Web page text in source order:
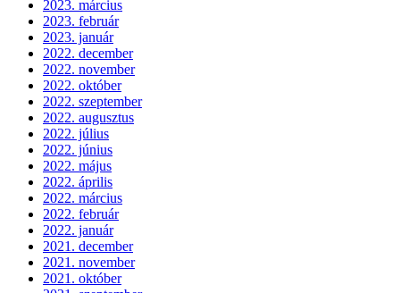
2023. március
2023. február
2023. január
2022. december
2022. november
2022. október
2022. szeptember
2022. augusztus
2022. július
2022. június
2022. május
2022. április
2022. március
2022. február
2022. január
2021. december
2021. november
2021. október